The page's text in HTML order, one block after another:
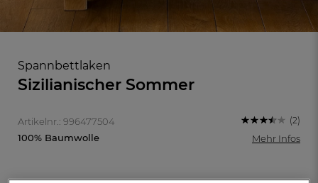
Spannbettlaken
Sizilianischer Sommer
Artikelnr.: 996477504
100% Baumwolle
(2)
Mehr Infos